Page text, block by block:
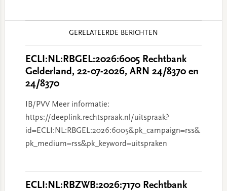
GERELATEERDE BERICHTEN
ECLI:NL:RBGEL:2026:6005 Rechtbank
Gelderland, 22-07-2026, ARN 24/8370 en
24/8370
IB/PVV Meer informatie:
https://deeplink.rechtspraak.nl/uitspraak?
id=ECLI:NL:RBGEL:2026:6005&pk_campaign=rss&
pk_medium=rss&pk_keyword=uitspraken
ECLI:NL:RBZWB:2026:7170 Rechtbank